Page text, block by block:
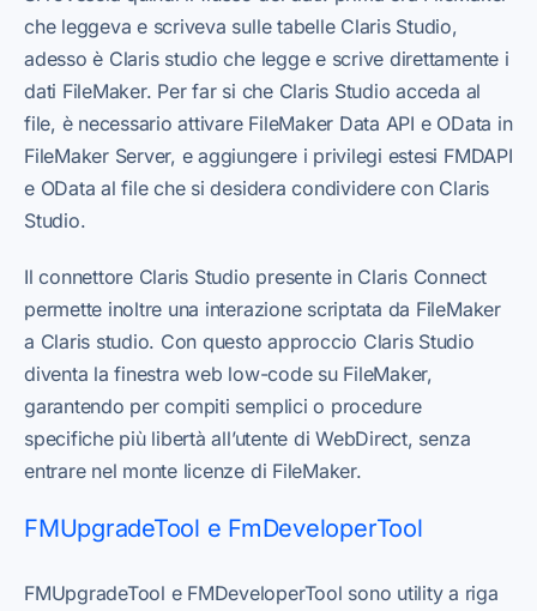
che leggeva e scriveva sulle tabelle Claris Studio,
adesso è Claris studio che legge e scrive direttamente i
dati FileMaker. Per far si che Claris Studio acceda al
file, è necessario attivare FileMaker Data API e OData in
FileMaker Server, e aggiungere i privilegi estesi FMDAPI
e OData al file che si desidera condividere con Claris
Studio.
Il connettore Claris Studio presente in Claris Connect
permette inoltre una interazione scriptata da FileMaker
a Claris studio. Con questo approccio Claris Studio
diventa la finestra web low-code su FileMaker,
garantendo per compiti semplici o procedure
specifiche più libertà all’utente di WebDirect, senza
entrare nel monte licenze di FileMaker.
FMUpgradeTool e FmDeveloperTool
FMUpgradeTool e FMDeveloperTool sono utility a riga